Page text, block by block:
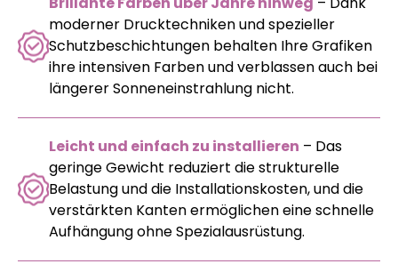
moderner Drucktechniken und spezieller
Schutzbeschichtungen behalten Ihre Grafiken
ihre intensiven Farben und verblassen auch bei
längerer Sonneneinstrahlung nicht.
Leicht und einfach zu installieren – Das
geringe Gewicht reduziert die strukturelle
Belastung und die Installationskosten, und die
verstärkten Kanten ermöglichen eine schnelle
Aufhängung ohne Spezialausrüstung.